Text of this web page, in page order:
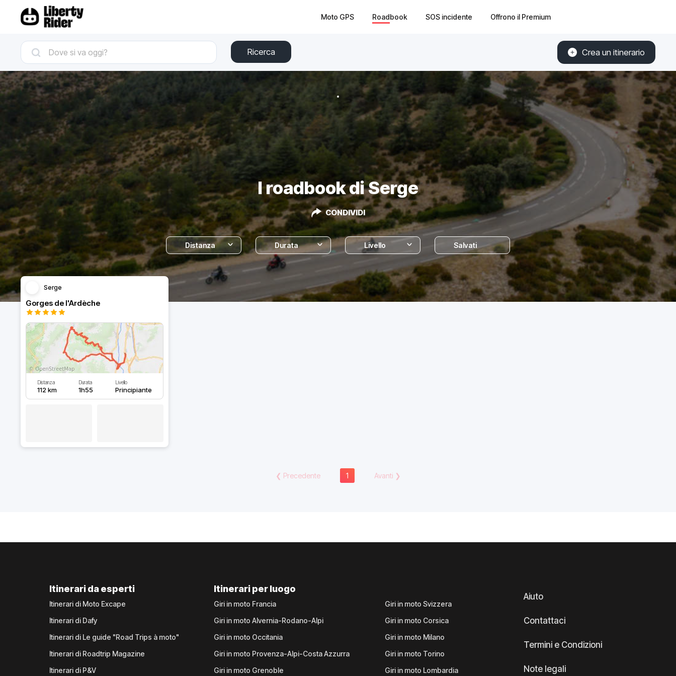
Moto GPS Roadbook SOS incidente Offrono il Premium
Ricerca Crea un itinerario
I roadbook di Serge
CONDIVIDI
Distanza Durata Livello Salvati
Serge
Gorges de l'Ardèche
Distanza
112 km
Durata
1h55
Livello
Principiante
❮ Precedente 1 Avanti ❯
Itinerari da esperti
Itinerari di Moto Excape
Itinerari di Dafy
Itinerari di Le guide "Road Trips à moto"
Itinerari di Roadtrip Magazine
Itinerari di P&V
Itinerari per luogo
Giri in moto Francia
Giri in moto Alvernia-Rodano-Alpi
Giri in moto Occitania
Giri in moto Provenza-Alpi-Costa Azzurra
Giri in moto Grenoble
Giri in moto Svizzera
Giri in moto Corsica
Giri in moto Milano
Giri in moto Torino
Giri in moto Lombardia
Aiuto
Contattaci
Termini e Condizioni
Note legali